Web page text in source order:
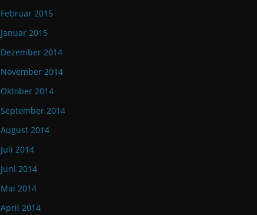
Februar 2015
Januar 2015
Dezember 2014
November 2014
Oktober 2014
September 2014
August 2014
Juli 2014
Juni 2014
Mai 2014
April 2014